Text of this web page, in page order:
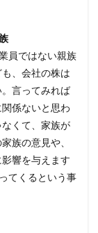
員ではない親族
、会社の株は
言ってみれば
係ないと思わ
くて、家族が
族の意見や、
響を与えます
てくるという事